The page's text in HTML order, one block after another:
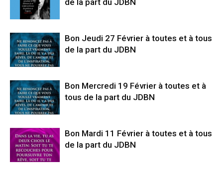
de la part du JDBN
Bon Jeudi 27 Février à toutes et à tous
de la part du JDBN
Bon Mercredi 19 Février à toutes et à
tous de la part du JDBN
Bon Mardi 11 Février à toutes et à tous
de la part du JDBN